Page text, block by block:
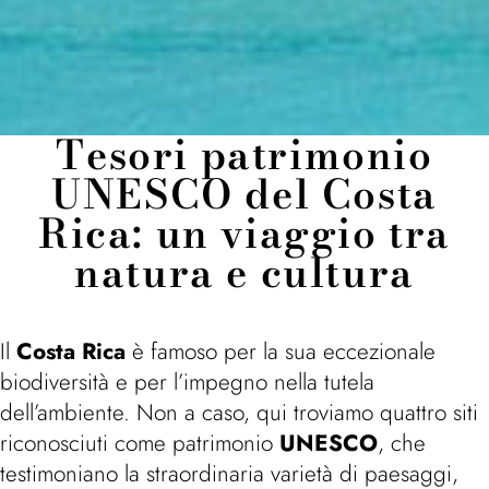
Tesori patrimonio
UNESCO del Costa
Rica: un viaggio tra
natura e cultura
Il Costa Rica è famoso per la sua eccezionale
biodiversità e per l’impegno nella tutela
dell’ambiente. Non a caso, qui troviamo quattro siti
riconosciuti come patrimonio UNESCO, che
testimoniano la straordinaria varietà di paesaggi,